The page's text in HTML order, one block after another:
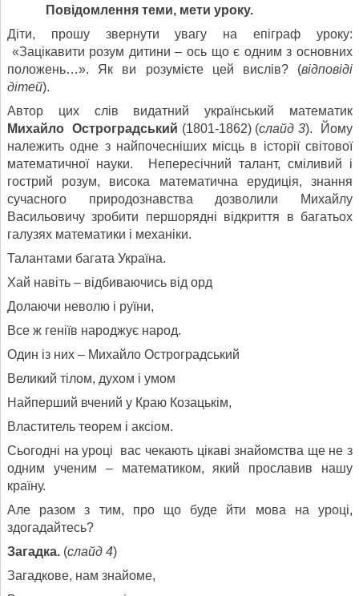
Повідомлення теми, мети уроку.
Діти, прошу звернути увагу на епіграф уроку:
«Зацікавити розум дитини – ось що є одним з основних
положень…». Як ви розумієте цей вислів? (відповіді
дітей).
Автор цих слів видатний український математик
Михайло Остроградський (1801-1862) (слайд 3). Йому
належить одне з найпочесніших місць в історії світової
математичної науки. Непересічний талант, сміливий і
гострий розум, висока математична ерудиція, знання
сучасного природознавства дозволили Михайлу
Васильовичу зробити першорядні відкриття в багатьох
галузях математики і механіки.
Талантами багата Україна.
Хай навіть – відбиваючись від орд
Долаючи неволю і руїни,
Все ж геніїв народжує народ.
Один із них – Михайло Остроградський
Великий тілом, духом і умом
Найперший вчений у Краю Козацькім,
Властитель теорем і аксіом.
Сьогодні на уроці вас чекають цікаві знайомства ще не з
одним ученим – математиком, який прославив нашу
країну.
Але разом з тим, про що буде йти мова на уроці,
здогадайтесь?
Загадка. (слайд 4)
Загадкове, нам знайоме,